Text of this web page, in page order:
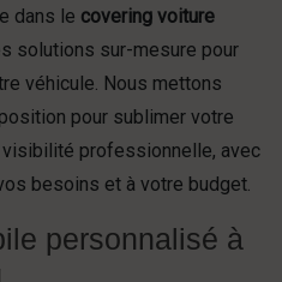
dans le covering voiture
solutions sur-mesure pour
véhicule. Nous mettons
pour sublimer votre
professionnelle, avec
besoins et à votre budget.
personnalisé à